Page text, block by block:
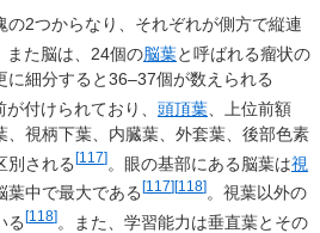
の2つからなり、それぞれが側方で縦連
また脳は、24個の脳葉と呼ばれる瘤状の
細分すると36–37個が数えられる
付けられており、 頭頂葉、上位前額
視柄下葉、内臓葉、外套葉、後部色素
別される[117]。眼の基部にある脳葉は視
葉中で最大である [117][118]。視葉以外の
る[118]。また、学習能力は垂直葉とその